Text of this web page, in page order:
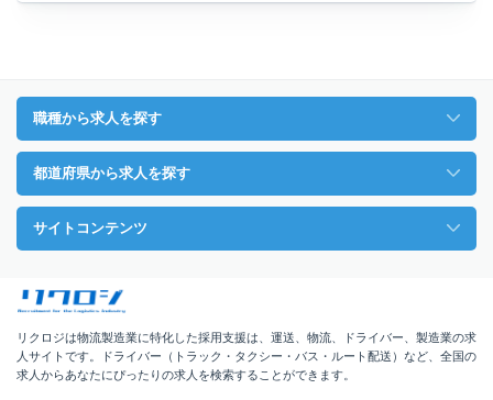
リクロジは物流製造業に特化した採用支援は、運送、物流、ドライバー、製造業の求
人サイトです。ドライバー（トラック・タクシー・バス・ルート配送）など、全国の
求人からあなたにぴったりの求人を検索することができます。
職種から求人を探す
都道府県から求人を探す
サイトコンテンツ